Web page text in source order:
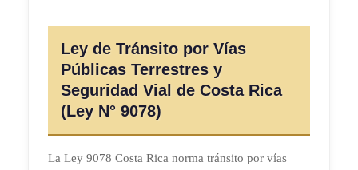
Ley de Tránsito por Vías
Públicas Terrestres y
Seguridad Vial de Costa Rica
(Ley N° 9078)
La Ley 9078 Costa Rica norma tránsito por vías